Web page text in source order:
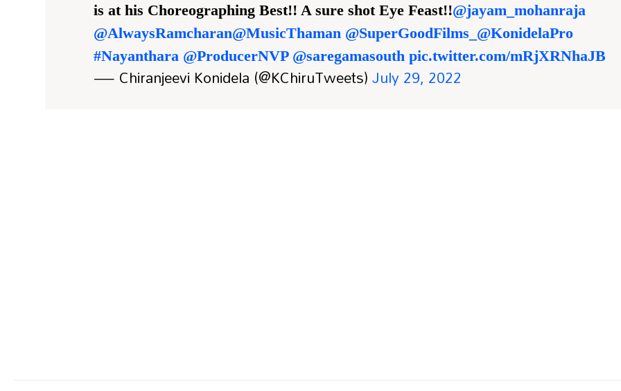
is at his Choreographing Best!! A sure shot Eye Feast!!@jayam_mohanraja
@AlwaysRamcharan@MusicThaman @SuperGoodFilms_ @KonidelaPro
#Nayanthara @ProducerNVP @saregamasouth pic.twitter.com/mRjXRNhaJB
— Chiranjeevi Konidela (@KChiruTweets)July 29, 2022